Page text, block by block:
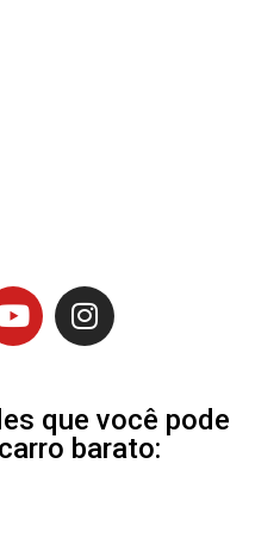
que você pode
barato: